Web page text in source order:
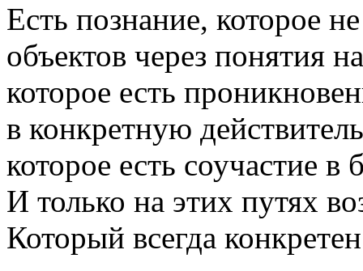
Есть познание, которое
объектов через понятия
которое есть
в конкретную
которое есть соучастие
И только на этих путях
Который всегда